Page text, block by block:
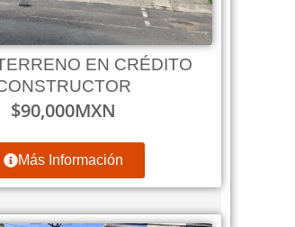
EN CRÉDITO
$90,000MXN
Más Información